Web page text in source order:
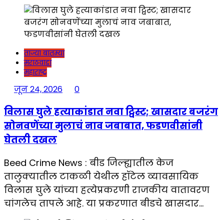
ताज्या बातम्या
मराठवाडा
महाराष्ट्र
जून 24, 2026 0
विलास घुले हत्याकांडात नवा ट्विस्ट; खासदार बजरंग
सोनवणेंच्या मुलाचं नाव जबाबात, फडणवीसांनी
घेतली दखल
Beed Crime News : बीड जिल्ह्यातील केज
तालुक्यातील टाकळी येथील हॉटेल व्यावसायिक
विलास घुले यांच्या हत्येप्रकरणी राजकीय वातावरण
चांगलेच तापले आहे. या प्रकरणात बीडचे खासदार…